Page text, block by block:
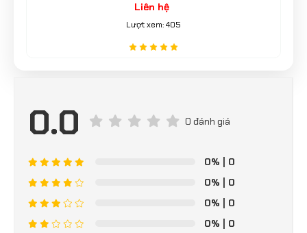
Liên hệ
Lượt xem: 405
0.0 0 đánh giá
0% | 0
0% | 0
0% | 0
0% | 0